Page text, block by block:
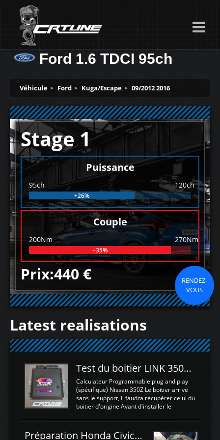
Ford 1.6 TDCI 95ch
Véhicule Ford Kuga/Escape 09/2012 2016
Stage 1
Puissance
95ch 120ch
+26%
Couple
200Nm 270Nm
+35%
Prix:440 €
RENDEZ-
VOUS
Latest realisations
Test du boitier LINK 350Z Plugin ECU
Calculateur Programmable plug and play
(spécifique) Nissan 350Z Le boitier arrive
sans le support, Il faudra récupérer celui du
boitier d'origine Avant d'installer le
d'envoyer l'information de la large bande
Préparation Honda Civic Type R FK2